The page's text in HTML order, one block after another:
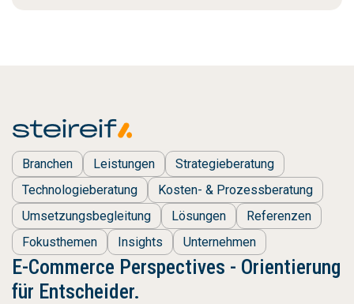
Branchen Leistungen
Strategieberatung
Technologieberatung
Kosten- & Prozessberatung
Umsetzungsbegleitung
Lösungen
Referenzen
Fokusthemen
Insights Unternehmen
E-Commerce Perspectives - Orientierung
für Entscheider.